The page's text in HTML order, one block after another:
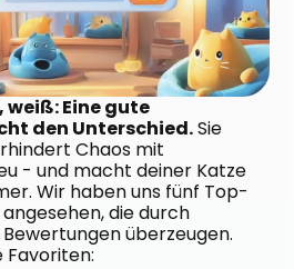
weiß: Eine gute
den Unterschied. Sie
Chaos mit
- und macht deiner Katze
Wir haben uns fünf Top-
die durch
überzeugen.
Favoriten: